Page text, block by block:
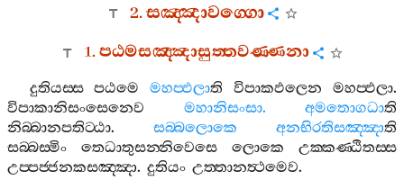
2.සඤ‍්ඤාවග‍්ගො
1.පඨමසඤ‍්ඤාසුත‍්තවණ‍්ණනා
දුතියස‍්ස පඨමෙ මහප‍්ඵලාති විපාකඵලෙන මහප‍්ඵලා.
විපාකානිසංසෙනෙව
මහානිසංසා. අමතොගධාති
නිබ‍්බානපතිට‍්ඨා. සබ‍්බලොකෙ අනභිරතිසඤ‍්ඤාති
සබ‍්බස‍්මිං
තෙධාතුසන‍්නිවෙසෙ ලොකෙ
උක‍්කණ‍්ඨිතස‍්ස
උප‍්පජ‍්ජනකසඤ‍්ඤා. දුතියං උත‍්තානත්‍ථමෙව.